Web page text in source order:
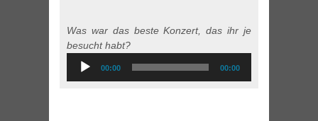
Was war das beste Konzert, das ihr je
besucht habt?
Audio
Player
00:00 00:00